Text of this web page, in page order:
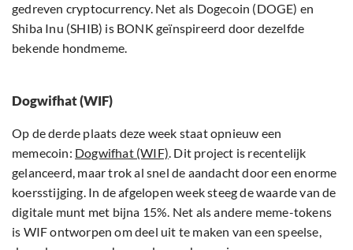
gedreven cryptocurrency. Net als Dogecoin (DOGE) en
Shiba Inu (SHIB) is BONK geïnspireerd door dezelfde
bekende hondmeme.
Dogwifhat (WIF)
Op de derde plaats deze week staat opnieuw een
memecoin: Dogwifhat (WIF). Dit project is recentelijk
gelanceerd, maar trok al snel de aandacht door een enorme
koersstijging. In de afgelopen week steeg de waarde van de
digitale munt met bijna 15%. Net als andere meme-tokens
is WIF ontworpen om deel uit te maken van een speelse,